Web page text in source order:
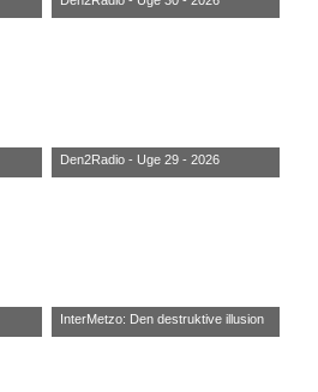
Den2Radio - Uge 29 - 2026
InterMetzo: Den destruktive illusion